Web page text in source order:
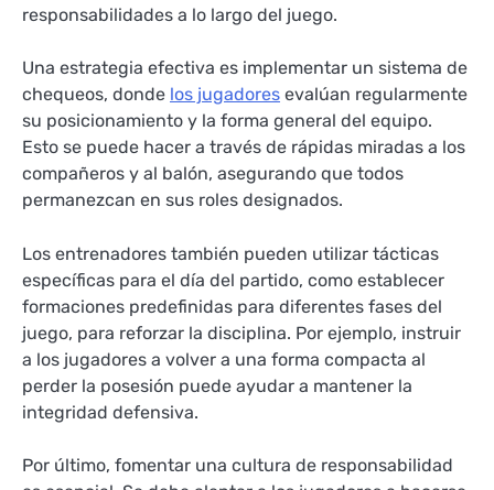
responsabilidades a lo largo del juego.
Una estrategia efectiva es implementar un sistema de
chequeos, donde los jugadores evalúan regularmente
su posicionamiento y la forma general del equipo.
Esto se puede hacer a través de rápidas miradas a los
compañeros y al balón, asegurando que todos
permanezcan en sus roles designados.
Los entrenadores también pueden utilizar tácticas
específicas para el día del partido, como establecer
formaciones predefinidas para diferentes fases del
juego, para reforzar la disciplina. Por ejemplo, instruir
a los jugadores a volver a una forma compacta al
perder la posesión puede ayudar a mantener la
integridad defensiva.
Por último, fomentar una cultura de responsabilidad